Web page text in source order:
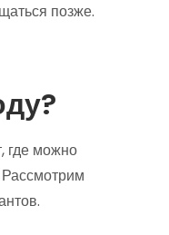
позже.
где можно